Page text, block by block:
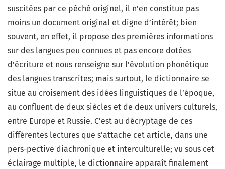
suscitées par ce péché originel, il n’en constitue pas
moins un document original et digne d’intérêt; bien
souvent, en effet, il propose des premières informations
sur des langues peu connues et pas encore dotées
d’écriture et nous renseigne sur l’évolution phonétique
des langues transcrites; mais surtout, le dictionnaire se
situe au croisement des idées linguistiques de l’époque,
au confluent de deux siècles et de deux univers culturels,
entre Europe et Russie. C’est au décryptage de ces
différentes lectures que s’attache cet article, dans une
pers-pective diachronique et interculturelle; vu sous cet
éclairage multiple, le dictionnaire apparaît finalement